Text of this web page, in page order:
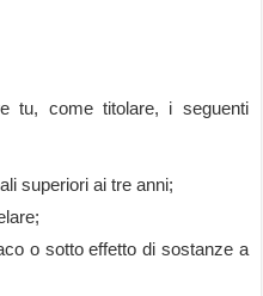
tu, come titolare, i seguenti
superiori ai tre anni;
o sotto effetto di sostanze a